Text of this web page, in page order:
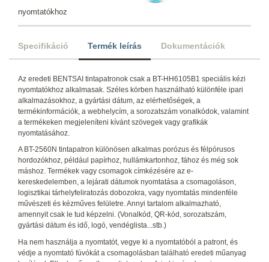
nyomtatókhoz
Specifikáció Termék leírás Dokumentációk
Az eredeti BENTSAI tintapatronok csak a BT-HH6105B1 speciális kézi
nyomtatókhoz alkalmasak. Széles körben használható különféle ipari
alkalmazásokhoz, a gyártási dátum, az elérhetőségek, a
termékinformációk, a webhelycím, a sorozatszám vonalkódok, valamint
a termékeken megjeleníteni kívánt szövegek vagy grafikák
nyomtatásához.
A BT-2560N tintapatron különösen alkalmas porózus és félpórusos
hordozókhoz, például papírhoz, hullámkartonhoz, fához és még sok
máshoz. Termékek vagy csomagok címkézésére az e-
kereskedelemben, a lejárati dátumok nyomtatása a csomagoláson,
logisztikai tárhelyfeliratozás dobozokra, vagy nyomtatás mindenféle
művészeti és kézműves felületre. Annyi tartalom alkalmazható,
amennyit csak le tud képzelni. (Vonalkód, QR-kód, sorozatszám,
gyártási dátum és idő, logó, vendéglista...stb.)
Ha nem használja a nyomtatót, vegye ki a nyomtatóból a patront, és
védje a nyomtató fúvókát a csomagolásban található eredeti műanyag